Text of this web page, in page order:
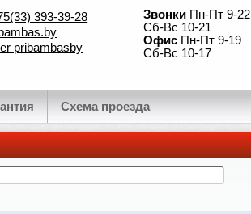
393-39-28
pribambasby
Звонки Пн-Пт 9-22
Сб-Вс 10-21
Офис Пн-Пт 9-19
Сб-Вс 10-17
Схема проезда